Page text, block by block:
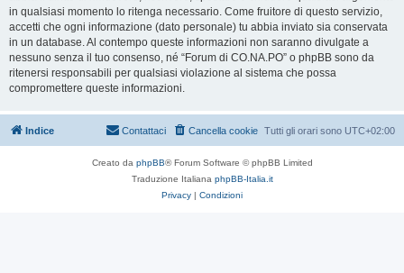
in qualsiasi momento lo ritenga necessario. Come fruitore di questo servizio,
accetti che ogni informazione (dato personale) tu abbia inviato sia conservata
in un database. Al contempo queste informazioni non saranno divulgate a
nessuno senza il tuo consenso, né “Forum di CO.NA.PO” o phpBB sono da
ritenersi responsabili per qualsiasi violazione al sistema che possa
compromettere queste informazioni.
Indice Tutti gli orari sono UTC+02:00
Cancella cookie
Contattaci
Creato da phpBB® Forum Software © phpBB Limited
Traduzione Italiana phpBB-Italia.it
Privacy | Condizioni